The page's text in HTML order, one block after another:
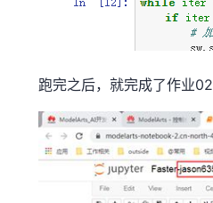
跑完之后，就完成了作业02